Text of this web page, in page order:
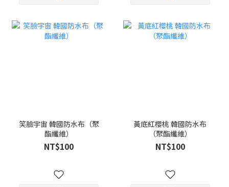
笑臉宇宙 韓國防水布（聚
酯纖維）
NT$100
黃底紅櫻桃 韓國防水布
（聚酯纖維）
NT$100